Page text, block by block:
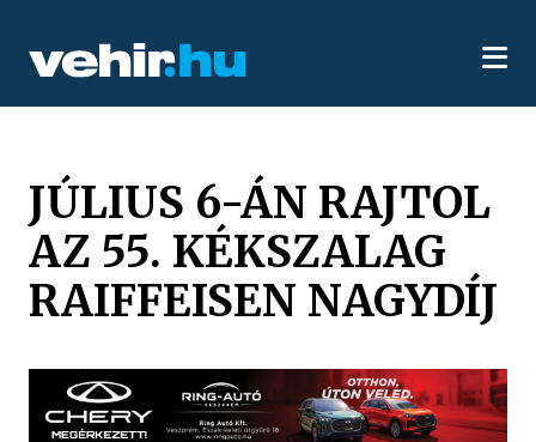
JÚLIUS 6-ÁN RAJTOL
AZ 55. KÉKSZALAG
RAIFFEISEN NAGYDÍJ